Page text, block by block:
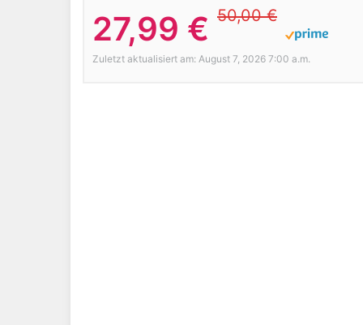
27,99 € 50,00 €
Zuletzt aktualisiert am: August 7, 2026 7:00 a.m.